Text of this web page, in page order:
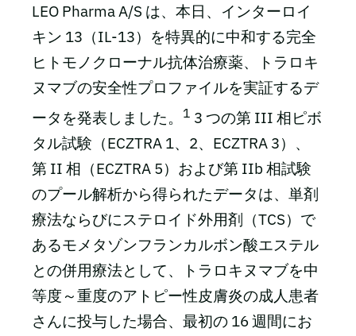
LEO Pharma A/S は、本日、インターロイ
キン 13（IL-13）を特異的に中和する完全
ヒトモノクローナル抗体治療薬、トラロキ
ヌマブの安全性プロファイルを実証するデ
ータを発表しました。
1 3 つの第 III 相ピボ
タル試験（ECZTRA 1、2、ECZTRA 3）、
第 II 相（ECZTRA 5）および第 IIb 相試験
のプール解析から得られたデータは、単剤
療法ならびにステロイド外用剤（TCS）で
あるモメタゾンフランカルボン酸エステル
との併用療法として、トラロキヌマブを中
等度～重度のアトピー性皮膚炎の成人患者
さんに投与した場合、最初の 16 週間にお